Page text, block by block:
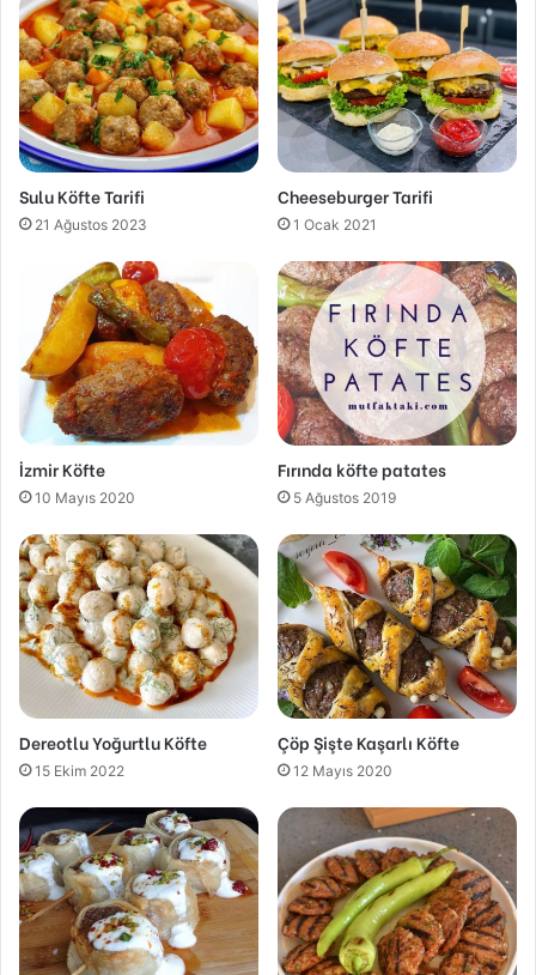
Sulu Köfte Tarifi
21 Ağustos 2023
Cheeseburger Tarifi
1 Ocak 2021
İzmir Köfte
10 Mayıs 2020
Fırında köfte patates
5 Ağustos 2019
Dereotlu Yoğurtlu Köfte
15 Ekim 2022
Çöp Şişte Kaşarlı Köfte
12 Mayıs 2020